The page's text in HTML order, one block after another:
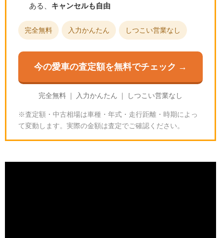
ある、 キャンセルも自由
完全無料 入力かんたん しつこい営業なし
今の愛車の査定額を無料でチェック →
完全無料 ｜ 入力かんたん ｜ しつこい営業なし
※査定額・中古相場は車種・年式・走行距離・時期によっ
て変動します。実際の金額は査定でご確認ください。